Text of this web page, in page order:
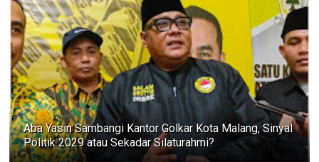
Aba Yasin Sambangi Kantor Golkar Kota Malang, Sinyal
Politik 2029 atau Sekadar Silaturahmi?